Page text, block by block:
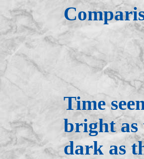
Time
bright as
dark as